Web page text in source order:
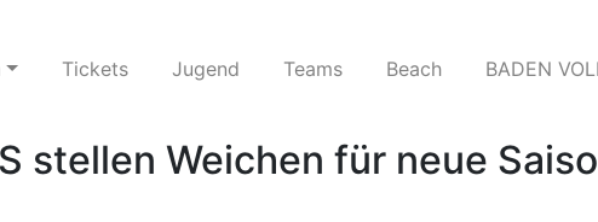
Tickets Jugend Teams​ Beach BADEN
stellen Weichen für neue